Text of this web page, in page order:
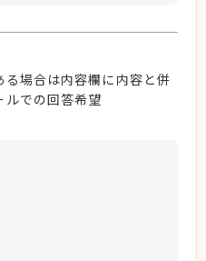
場合は内容欄に内容と併
ルでの回答希望